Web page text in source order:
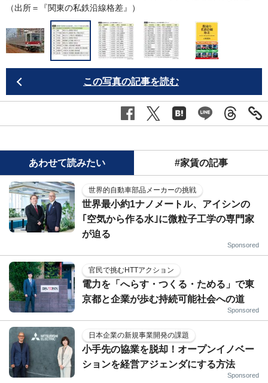
（出所＝『関東の私鉄沿線格差』）
この写真の記事を読む
あわせて読みたい #家賃の記事
世界的自動車部品メーカーの挑戦
世界最小約1ナノメートル、アイシンの
｢空気から作る水｣に微粒子工学の専門家
が迫る
Sponsored
官民で挑むHTTアクション
電力を「へらす・つくる・ためる」で東
京都と企業が歩む持続可能社会への道
Sponsored
日本企業の新規事業開発の課題
小手先の協業を脱却！オープンイノベー
ションを経営アジェンダにする方法
Sponsored